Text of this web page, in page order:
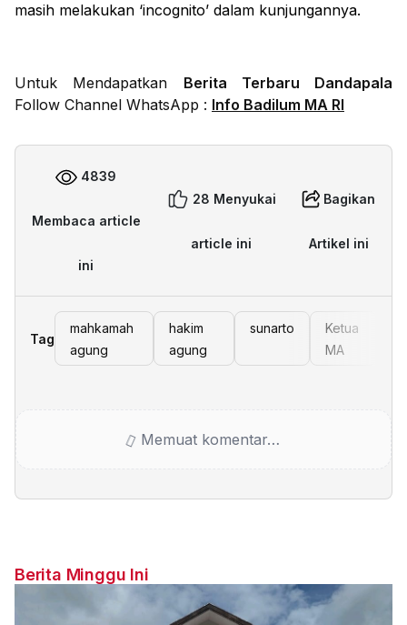
masih melakukan ‘incognito’ dalam kunjungannya.
Untuk Mendapatkan Berita Terbaru Dandapala
Follow Channel WhatsApp : Info Badilum MA RI
4839
Membaca article
ini
28 Menyukai
article ini
Bagikan
Artikel ini
Tag
mahkamah
agung
hakim
agung
sunarto
Ketua
MA
Memuat komentar…
Berita Minggu Ini